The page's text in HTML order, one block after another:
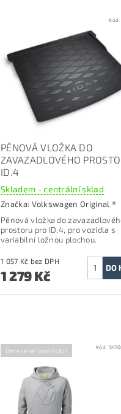
Kód:
PĚNOVÁ VLOŽKA DO
ZAVAZADLOVÉHO
ID.4
Skladem - centrální sklad
Značka: Volkswagen Original ®
Pěnová vložka do
prostoru pro ID.4, pro vozidla s
variabilní ložnou plochou.
1 057 Kč bez DPH
1 279 Kč
Omezené množství Kód: